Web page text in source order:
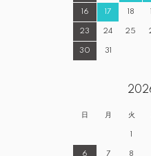
16 17 18
23 24 25
30 31
日 月 火
1
6 7 8